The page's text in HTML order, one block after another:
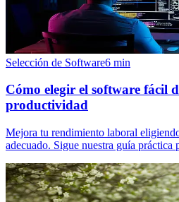
Selección de Software6 min
Cómo elegir el software fácil
productividad
Mejora tu rendimiento laboral
adecuado. Sigue nuestra guía práctica